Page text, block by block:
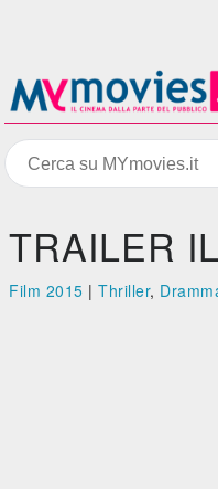
TRAILER
Film 2015 |Thriller,